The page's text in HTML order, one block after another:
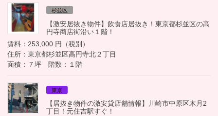
杉並区
【激安居抜き物件】飲食店居抜き！東京都杉並区の高
円寺商店街沿い１階！
賃料：253,000 円（税別）
住所：東京都杉並区高円寺北２丁目
面積：７坪 階数：１階
東京
【居抜き物件の激安貸店舗情報】川崎市中原区木月2
丁目！元住吉駅すぐ！